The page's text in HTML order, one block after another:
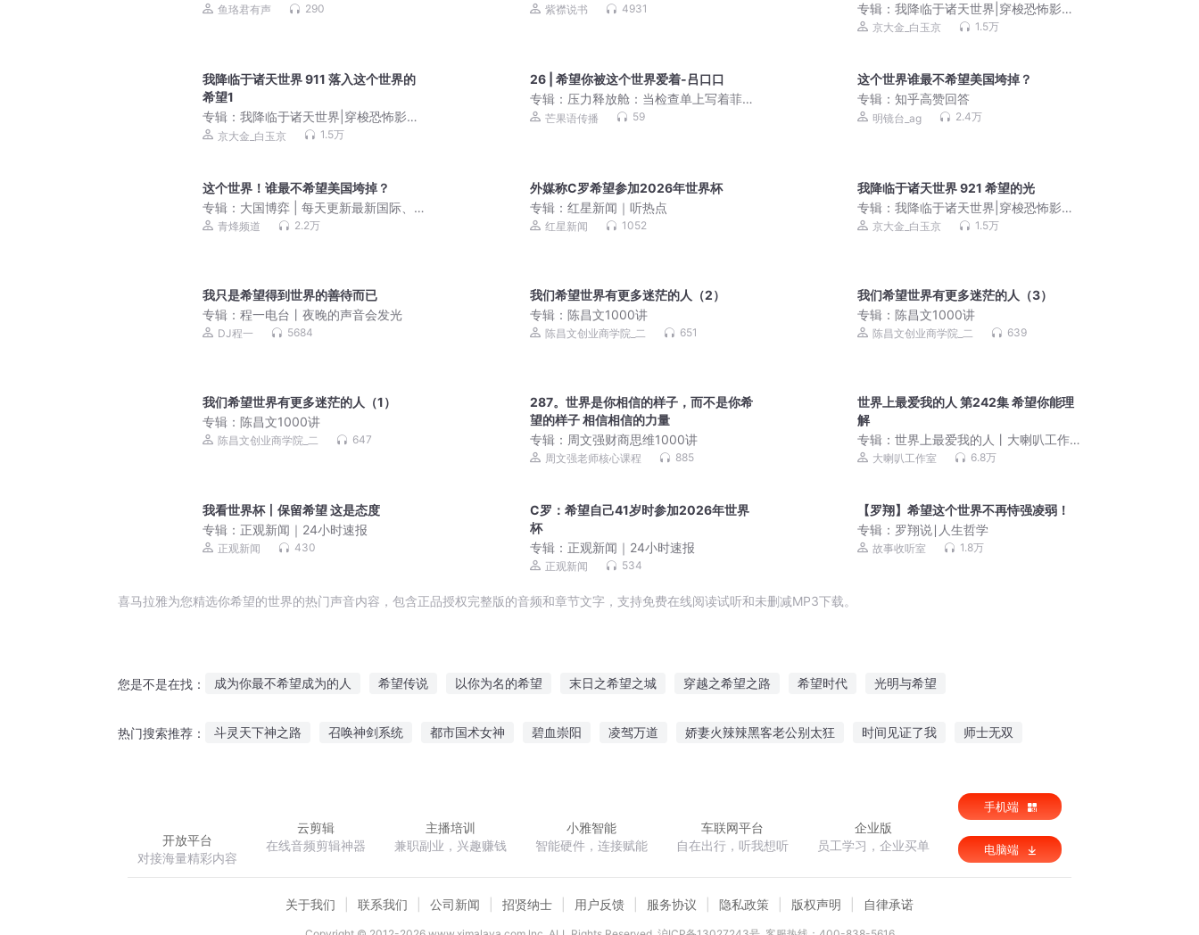
鱼珞君有声 290 紫襟说书 4931
专辑：我降临于诸天世界|穿梭恐怖影片|
暴力杀诡
京大金_白玉京 1.5万
我降临于诸天世界 911 落入这个世界的
希望1
专辑： 我降临于诸天世界|穿梭恐怖影片|
暴力杀诡
京大金_白玉京 1.5万
26 | 希望你被这个世界爱着-吕口口
专辑： 压力释放舱：当检查单上写着菲
伯尔五级
芒果语传播 59
这个世界谁最不希望美国垮掉？
专辑：知乎高赞回答
明镜台_ag 2.4万
这个世界！谁最不希望美国垮掉？
专辑： 大国博弈 | 每天更新最新国际、
军事动态
青烽频道 2.2万
外媒称C罗希望参加2026年世界杯
专辑：红星新闻｜听热点
红星新闻 1052
我降临于诸天世界 921 希望的光
专辑：我降临于诸天世界|穿梭恐怖影片|
暴力杀诡
京大金_白玉京 1.5万
我只是希望得到世界的善待而已
专辑： 程一电台丨夜晚的声音会发光
DJ程一 5684
我们希望世界有更多迷茫的人（2）
专辑：陈昌文1000讲
陈昌文创业商学院_二 651
我们希望世界有更多迷茫的人（3）
专辑：陈昌文1000讲
陈昌文创业商学院_二 639
我们希望世界有更多迷茫的人（1）
专辑： 陈昌文1000讲
陈昌文创业商学院_二 647
287。世界是你相信的样子，而不是你希
望的样子 相信相信的力量
专辑： 周文强财商思维1000讲
周文强老师核心课程 885
世界上最爱我的人 第242集 希望你能理
解
专辑：世界上最爱我的人丨大喇叭工作
室丨都市生活丨会员免费
大喇叭工作室 6.8万
我看世界杯丨保留希望 这是态度
专辑： 正观新闻｜24小时速报
正观新闻 430
C罗：希望自己41岁时参加2026年世界
杯
专辑： 正观新闻｜24小时速报
正观新闻 534
【罗翔】希望这个世界不再恃强凌弱！
专辑： 罗翔说∣人生哲学
故事收听室 1.8万
喜马拉雅为您精选你希望的世界的热门声音内容，包含正品授权完整版的音频和章节文字，支持免费在线阅读试听和未删减MP3下载。
您是不是在找： 成为你最不希望成为的人 希望传说 以你为名的希望 末日之希望之城 穿越之希望之路 希望时代 光明与希望
热门搜索推荐： 斗灵天下神之路 召唤神剑系统 都市国术女神 碧血崇阳 凌驾万道 娇妻火辣辣黑客老公别太狂 时间见证了我 师士无双
开放平台
对接海量精彩内容
云剪辑
在线音频剪辑神器
主播培训
兼职副业，兴趣赚钱
小雅智能
智能硬件，连接赋能
车联网平台
自在出行，听我想听
企业版
员工学习，企业买单
手机端
电脑端
关于我们 联系我们 公司新闻 招贤纳士 用户反馈 服务协议 隐私政策 版权声明 自律承诺